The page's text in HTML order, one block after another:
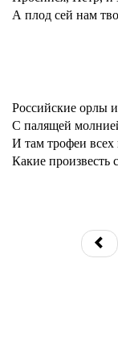
А плод сей нам
Российские орлы
С палящей
И там трофеи всех
Какие